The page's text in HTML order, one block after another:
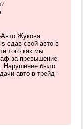
Авто Жукова
сдав свой авто в
того как мы
за превышение
Нарушение было
авто в трейд-